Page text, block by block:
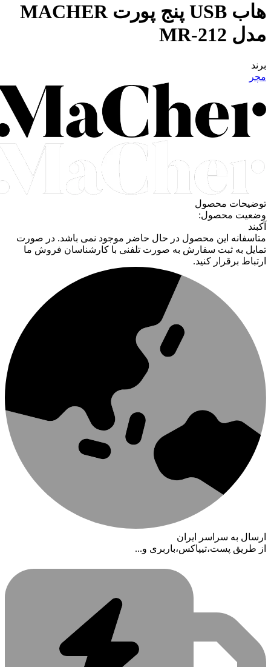
هاب USB پنج پورت MACHER
مدل MR-212
برند
مچر
توضیحات محصول
وضعیت محصول:
آکبند
متاسفانه این محصول در حال حاضر موجود نمی باشد. در صورت
تمایل به ثبت سفارش به صورت تلفنی با کارشناسان فروش ما
ارتباط برقرار کنید.
ارسال به سراسر ایران
از طریق پست،تیپاکس،باربری و...